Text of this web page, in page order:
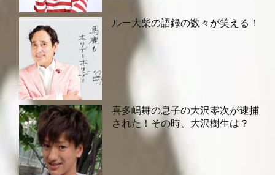
ルー大柴の語録の数々が笑える！
喜多嶋舞の息子の大沢零次が逮捕
された！その時、大沢樹生は？